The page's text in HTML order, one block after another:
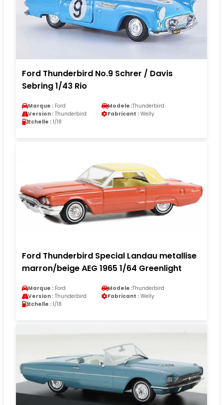
Ford Thunderbird No.9 Schrer / Davis
Sebring 1/43 Rio
Marque : Ford Modele :Thunderbird
Version : Thunderbird Fabricant : Welly
Echelle : 1/18
Ford Thunderbird Special Landau metallise
marron/beige AEG 1965 1/64 Greenlight
Marque : Ford Modele :Thunderbird
Version : Thunderbird Fabricant : Welly
Echelle : 1/18